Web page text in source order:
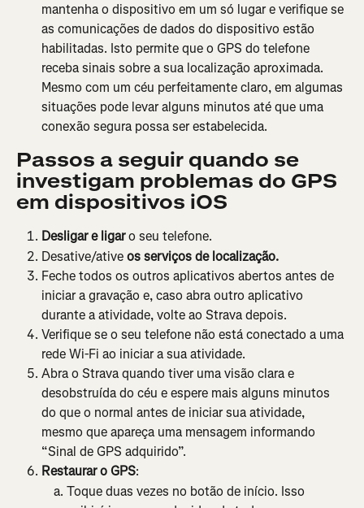
mantenha o dispositivo em um só lugar e verifique se
as comunicações de dados do dispositivo estão
habilitadas. Isto permite que o GPS do telefone
receba sinais sobre a sua localização aproximada.
Mesmo com um céu perfeitamente claro, em algumas
situações pode levar alguns minutos até que uma
conexão segura possa ser estabelecida.
Passos a seguir quando se
investigam problemas do GPS
em dispositivos iOS
Desligar e ligar o seu telefone.
Desative/ative os serviços de localização.
Feche todos os outros aplicativos abertos antes de
iniciar a gravação e, caso abra outro aplicativo
durante a atividade, volte ao Strava depois.
Verifique se o seu telefone não está conectado a uma
rede Wi-Fi ao iniciar a sua atividade.
Abra o Strava quando tiver uma visão clara e
desobstruída do céu e espere mais alguns minutos
do que o normal antes de iniciar sua atividade,
mesmo que apareça uma mensagem informando
“Sinal de GPS adquirido”.
Restaurar o GPS:
Toque duas vezes no botão de início. Isso